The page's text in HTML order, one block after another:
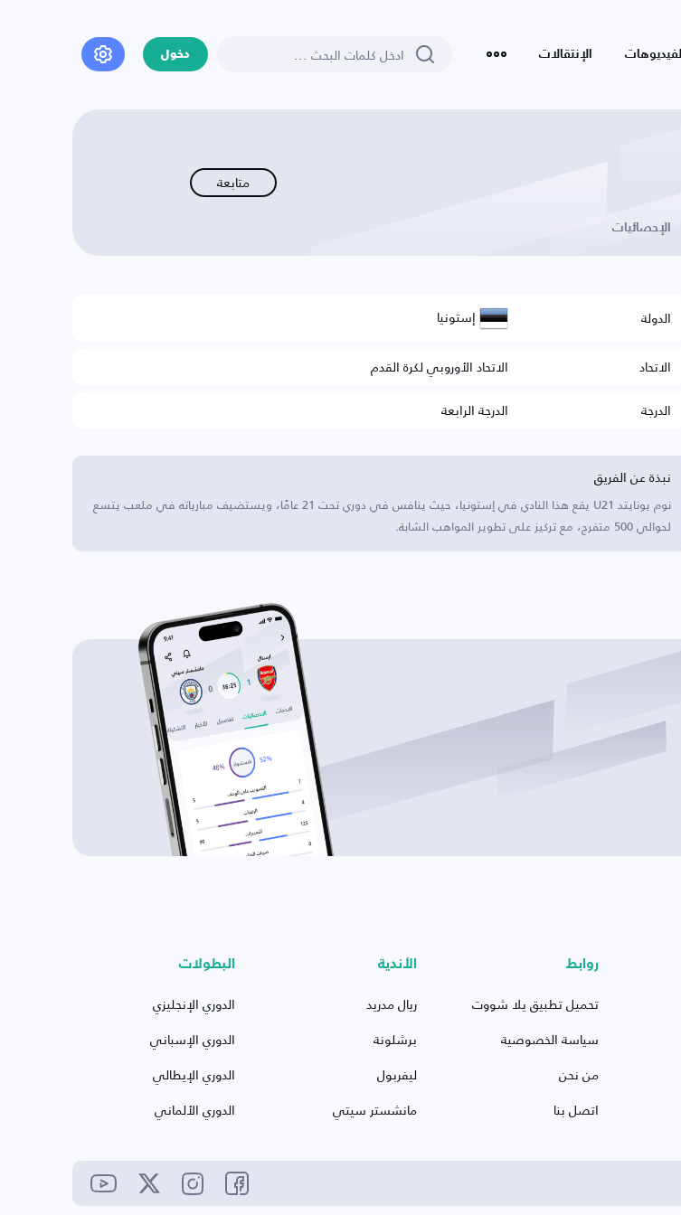
الفيديوهات الإنتقالات دخول
متابعة
الإحصائيات
الدولة إستونيا
الاتحاد
الاتحاد الأوروبي لكرة القدم
الدرجة
الدرجة الرابعة
نبذة عن الفريق
نوم يونايتد U21 يقع هذا النادي في إستونيا، حيث ينافس في دوري تحت 21 عامًا، ويستضيف مبارياته في ملعب يتسع
لحوالي 500 متفرج، مع تركيز على تطوير المواهب الشابة.
روابط
تحميل تطبيق يلا شووت
سياسة الخصوصية
من نحن
اتصل بنا
الأندية
ريال مدريد
برشلونة
ليفربول
مانشستر سيتي
البطولات
الدوري الإنجليزي
الدوري الإسباني
الدوري الإيطالي
الدوري الألماني